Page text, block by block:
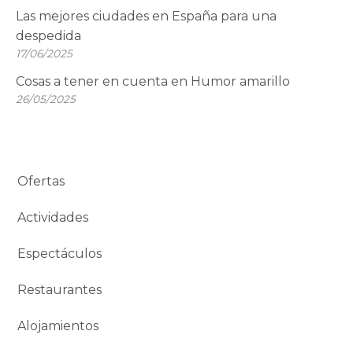
Las mejores ciudades en España para una
despedida
17/06/2025
Cosas a tener en cuenta en Humor amarillo
26/05/2025
Ofertas
Actividades
Espectáculos
Restaurantes
Alojamientos